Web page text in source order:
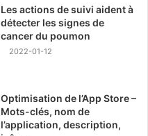
Les actions de suivi aident à
détecter les signes de
cancer du poumon
2022-01-12
Optimisation de l’App Store –
Mots-clés, nom de
l’application, description,